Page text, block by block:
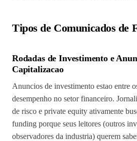
Tipos de Comunicados de
Rodadas de Investimento e
Capitalizacao
Anuncios de investimento estao entre
desempenho no setor financeiro.
de risco e private equity ativamente
funding porque seus leitores (outros
observadores da industria) querem